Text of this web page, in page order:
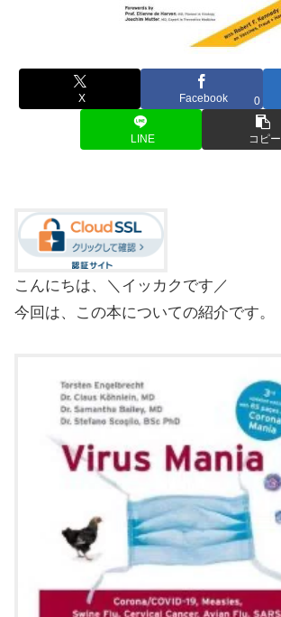
X Facebook 0
LINE コピー
こんにちは、＼イッカクです／
今回は、この本についての紹介です。